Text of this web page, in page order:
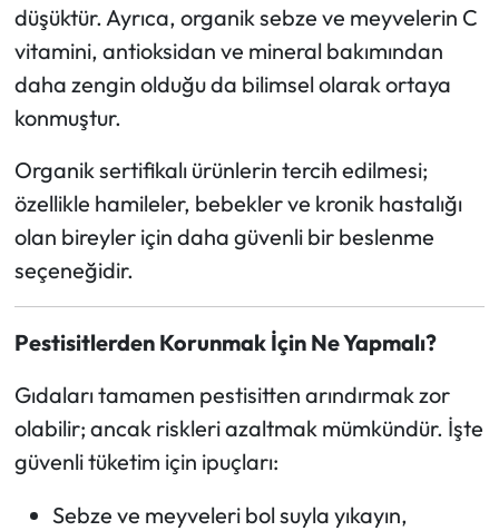
düşüktür. Ayrıca, organik sebze ve meyvelerin C
vitamini, antioksidan ve mineral bakımından
daha zengin olduğu da bilimsel olarak ortaya
konmuştur.
Organik sertifikalı ürünlerin tercih edilmesi;
özellikle hamileler, bebekler ve kronik hastalığı
olan bireyler için daha güvenli bir beslenme
seçeneğidir.
Pestisitlerden Korunmak İçin Ne Yapmalı?
Gıdaları tamamen pestisitten arındırmak zor
olabilir; ancak riskleri azaltmak mümkündür. İşte
güvenli tüketim için ipuçları:
Sebze ve meyveleri bol suyla yıkayın,